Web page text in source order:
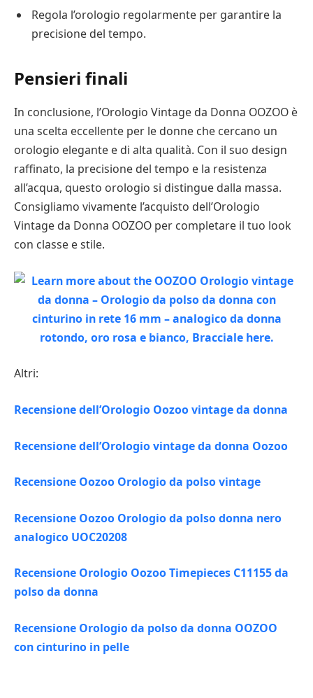
Regola l’orologio regolarmente per garantire la
precisione del tempo.
Pensieri finali
In conclusione, l’Orologio Vintage da Donna OOZOO è
una scelta eccellente per le donne che cercano un
orologio elegante e di alta qualità. Con il suo design
raffinato, la precisione del tempo e la resistenza
all’acqua, questo orologio si distingue dalla massa.
Consigliamo vivamente l’acquisto dell’Orologio
Vintage da Donna OOZOO per completare il tuo look
con classe e stile.
Altri:
Recensione dell’Orologio Oozoo vintage da donna
Recensione dell’Orologio vintage da donna Oozoo
Recensione Oozoo Orologio da polso vintage
Recensione Oozoo Orologio da polso donna nero
analogico UOC20208
Recensione Orologio Oozoo Timepieces C11155 da
polso da donna
Recensione Orologio da polso da donna OOZOO
con cinturino in pelle